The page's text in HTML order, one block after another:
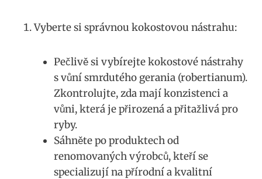
Vyberte si správnou kokostovou‌ nástrahu:
Pečlivě si vybírejte kokostové nástrahy
s vůní‍ smrdutého ​gerania (robertianum).⁤
Zkontrolujte, zda mají konzistenci a⁣
vůni, která je přirozená a přitažlivá pro
ryby.
Sáhněte po produktech od⁤
renomovaných výrobců, kteří se
specializují⁣ na přírodní a kvalitní